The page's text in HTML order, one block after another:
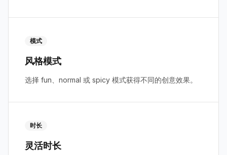
模式
风格模式
选择 fun、normal 或 spicy 模式获得不同的创意效果。
时长
灵活时长